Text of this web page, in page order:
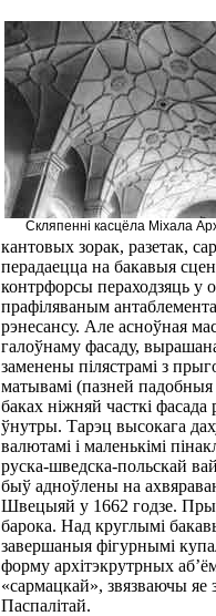
Скляпенні касцёла Міхала
кантовых зорак, разетак,
перадаецца на бакавыя
контрфорсы пераходзяць у
прафіляваным
рэнесансу. Але асноўная
галоўнаму фасаду,
заменены пілястрамі з
матывамі (пазней падобныя
баках ніжняй часткі
ўнутры. Тарэц высокага
валютамі і маленькімі
руска-шведска-польскай
быў адноўлены на
Швецыяй у 1662 годзе. Пры
барока. Над круглымі
завершаныя фігурнымі
форму архітэкрутрных
«сармацкай», звязваючы
Паспалітай.